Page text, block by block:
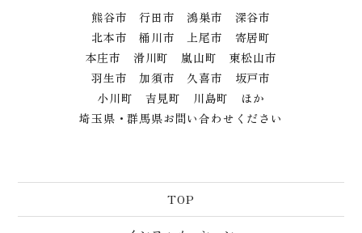
熊谷市 行田市 鴻巣市 深谷市
北本市 桶川市 上尾市 寄居町
本庄市 滑川町 嵐山町 東松山市
羽生市 加須市 久喜市 坂戸市
小川町 吉見町 川島町 ほか
埼玉県・群馬県お問い合わせください
TOP